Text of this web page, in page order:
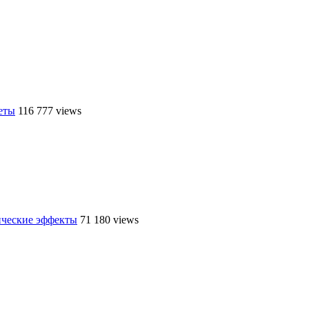
116 777 views
эффекты 71 180 views